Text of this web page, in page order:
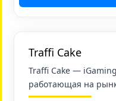
Traffi Cake
Traffi Cake —
работающая на